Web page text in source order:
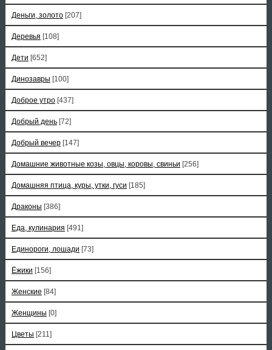
Деньги, золото [207]
Деревья [108]
Дети [652]
Динозавры [100]
Доброе утро [437]
Добрый день [72]
Добрый вечер [147]
Домашние животные козы, овцы, коровы, свиньи [256]
Домашняя птица, куры, утки, гуси [185]
Драконы [386]
Еда, кулинария [491]
Единороги, лошади [73]
Ёжики [156]
Женские [84]
Женщины [0]
Цветы [211]